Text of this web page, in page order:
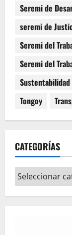
Seremi de
seremi de
Seremi del
Seremi del
Sustentabilidad
Tongoy
CATEGORÍAS
Categorías